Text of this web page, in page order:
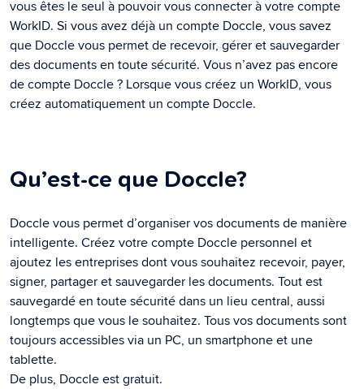
vous êtes le seul à pouvoir vous connecter à votre compte
WorkID. Si vous avez déjà un compte Doccle, vous savez
que Doccle vous permet de recevoir, gérer et sauvegarder
des documents en toute sécurité. Vous n’avez pas encore
de compte Doccle ? Lorsque vous créez un WorkID, vous
créez automatiquement un compte Doccle.
Qu’est-ce que Doccle?
Doccle vous permet d’organiser vos documents de manière
intelligente. Créez votre compte Doccle personnel et
ajoutez les entreprises dont vous souhaitez recevoir, payer,
signer, partager et sauvegarder les documents. Tout est
sauvegardé en toute sécurité dans un lieu central, aussi
longtemps que vous le souhaitez. Tous vos documents sont
toujours accessibles via un PC, un smartphone et une
tablette.
De plus, Doccle est gratuit.